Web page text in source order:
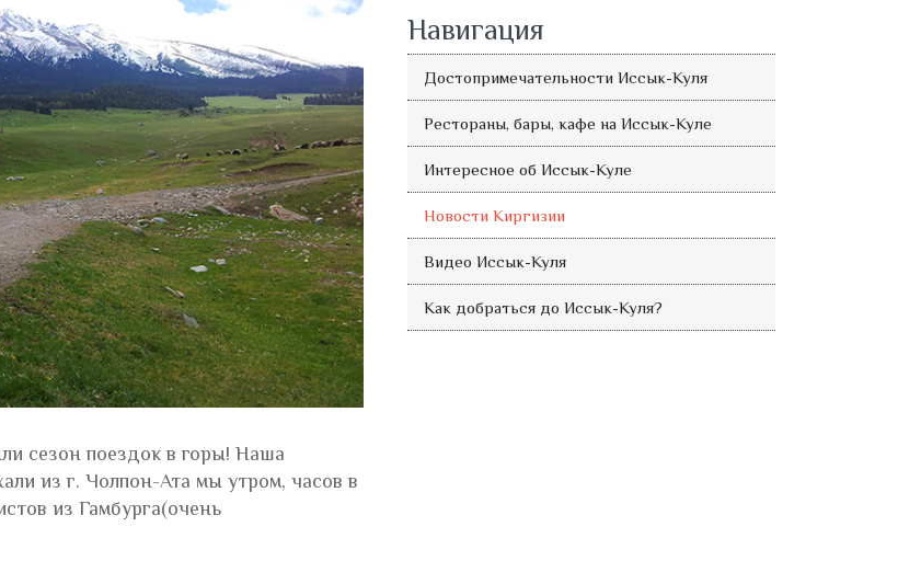
сезон поездок в горы! Наша
из г. Чолпон-Ата мы утром, часов в
из Гамбурга(очень
Навигация
Достопримечательности Иссык-Куля
Рестораны, бары, кафе на Иссык-Куле
Интересное об Иссык-Куле
Новости Киргизии
Видео Иссык-Куля
Как добраться до Иссык-Куля?